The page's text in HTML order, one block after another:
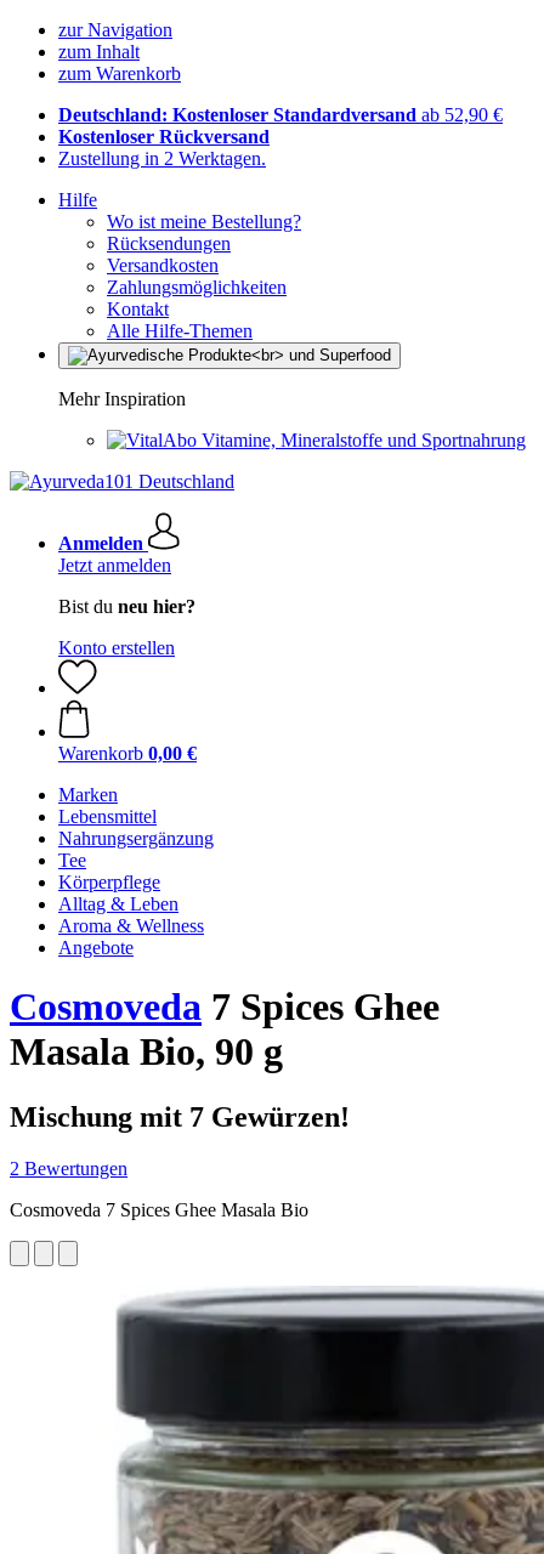
zur Navigation
zum Inhalt
zum Warenkorb
Deutschland: Kostenloser Standardversand ab 52,90 €
Kostenloser Rückversand
Zustellung in 2 Werktagen.
Hilfe
Wo ist meine Bestellung?
Rücksendungen
Versandkosten
Zahlungsmöglichkeiten
Kontakt
Alle Hilfe-Themen
Mehr Inspiration
Vitamine, Mineralstoffe und Sportnahrung
Anmelden
Jetzt anmelden
Bist du neu hier?
Konto erstellen
Warenkorb 0,00 €
Marken
Lebensmittel
Nahrungsergänzung
Tee
Körperpflege
Alltag & Leben
Aroma & Wellness
Angebote
Cosmoveda 7 Spices Ghee
Masala Bio, 90 g
Mischung mit 7 Gewürzen!
2 Bewertungen
Cosmoveda 7 Spices Ghee Masala Bio